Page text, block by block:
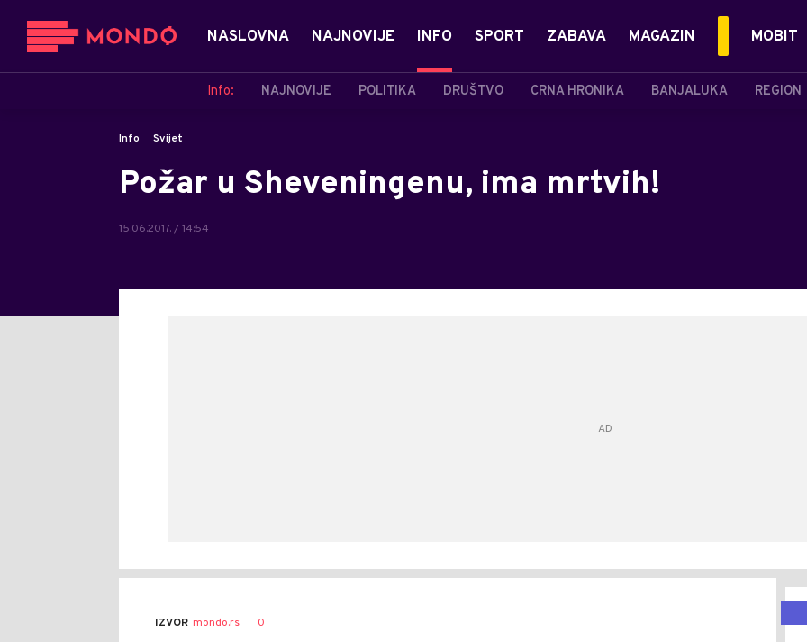
NASLOVNA NAJNOVIJE INFO
Info: NAJNOVIJE POLITIKA DRUŠTVO CRNA HRONIKA BANJALUKA REGION
SPORT ZABAVA MAGAZIN MOBIT
Info Svijet
Požar u Sheveningenu, ima mrtvih!
15.06.2017. / 14:54
IZVOR mondo.rs 0